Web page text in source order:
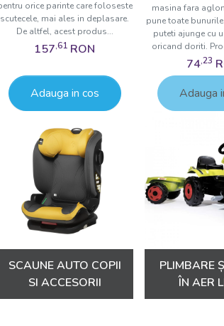
experiența de cumpărături. Echipa
a vă asigura că alegeți cele mai bune
noastră diversă de
într-o aventură minunată
orice parinte care foloseste
scutecele, mai ales in deplasare.
De altfel, acest produs...
157,61 RON
Adauga in cos
masina fara
pune toate
puteti ajunge cu
oricand doriti.
74,23
Adauga
SCAUNE AUTO COPII
SI ACCESORII
PLIMBARE
ÎN AER